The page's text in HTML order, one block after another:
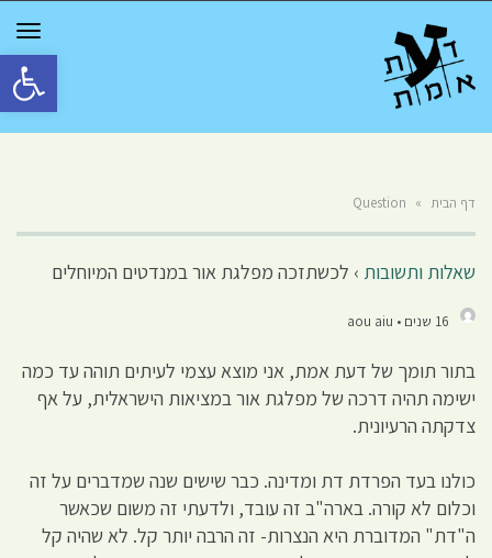
פתח
דף הבית »
Question
שאלות ותשובות › לכשתזכה מפלגת אור במנדטים המיוחלים
16 שנים • aou aiu
בתור תומך של דעת אמת, אני מוצא עצמי לעיתים תוהה עד כמה
ישימה תהיה דרכה של מפלגת אור במציאות הישראלית, על אף
צדקתה הרעיונית.
כולנו בעד הפרדת דת ומדינה. כבר שישים שנה שמדברים על זה
וכלום לא קורה. בארה"ב זה עובד, ולדעתי זה משום שכאשר
ה"דת" המדוברת היא הנצרות- זה הרבה יותר קל. לא שהיה קל